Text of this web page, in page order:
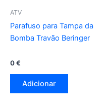
ATV
Parafuso para Tampa da
Bomba Travão Beringer
0€
Adicionar